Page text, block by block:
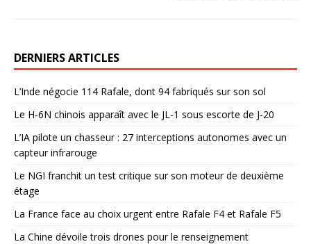
DERNIERS ARTICLES
L’Inde négocie 114 Rafale, dont 94 fabriqués sur son sol
Le H-6N chinois apparaît avec le JL-1 sous escorte de J-20
L’IA pilote un chasseur : 27 interceptions autonomes avec un
capteur infrarouge
Le NGI franchit un test critique sur son moteur de deuxième
étage
La France face au choix urgent entre Rafale F4 et Rafale F5
La Chine dévoile trois drones pour le renseignement